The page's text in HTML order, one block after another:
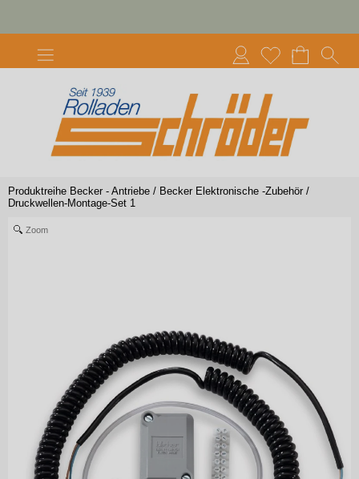
Produktreihe Becker - Antriebe / Becker Elektronische -Zubehör /
Druckwellen-Montage-Set 1
Zoom